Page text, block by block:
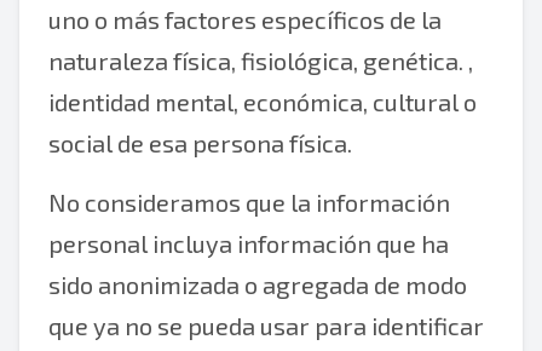
uno o más factores específicos de la
naturaleza física, fisiológica, genética. ,
identidad mental, económica, cultural o
social de esa persona física.
No consideramos que la información
personal incluya información que ha
sido anonimizada o agregada de modo
que ya no se pueda usar para identificar